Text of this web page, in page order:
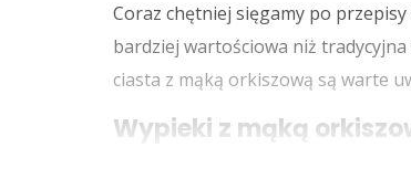
Coraz chętniej sięgamy po
bardziej wartościowa niż
ciasta z mąką orkiszową są warte
Wypieki z mąką